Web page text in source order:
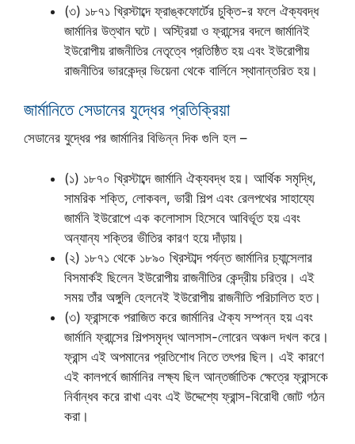
(৩) ১৮৭১ খ্রিস্টাব্দে ফ্রাঙ্কফোর্টের চুক্তি-র ফলে ঐক্যবদ্ধ
জার্মানির উত্থান ঘটে। অস্ট্রিয়া ও ফ্রান্সের বদলে জার্মানিই
ইউরোপীয় রাজনীতির নেতৃত্বে প্রতিষ্ঠিত হয় এবং ইউরোপীয়
রাজনীতির ভারকেন্দ্র ভিয়েনা থেকে বার্লিনে স্থানান্তরিত হয়।
জার্মানিতে সেডানের যুদ্ধের প্রতিক্রিয়া
সেডানের যুদ্ধের পর জার্মানির বিভিন্ন দিক গুলি হল –
(১) ১৮৭০ খ্রিস্টাব্দে জার্মানি ঐক্যবদ্ধ হয়। আর্থিক সমৃদ্ধি,
সামরিক শক্তি, লোকবল, ভারী শিল্প এবং রেলপথের সাহায্যে
জার্মনি ইউরোপে এক কলোসাস হিসেবে আবির্ভূত হয় এবং
অন্যান্য শক্তির ভীতির কারণ হয়ে দাঁড়ায়।
(২) ১৮৭১ থেকে ১৮৯০ খ্রিস্টাব্দ পর্যন্ত জার্মানির চ্যান্সেলার
বিসমার্কই ছিলেন ইউরোপীয় রাজনীতির কেন্দ্রীয় চরিত্র। এই
সময় তাঁর অঙ্গুলি হেলনেই ইউরোপীয় রাজনীতি পরিচালিত হত।
(৩) ফ্রান্সকে পরাজিত করে জার্মানির ঐক্য সম্পন্ন হয় এবং
জার্মানি ফ্রান্সের শিল্পসমৃদ্ধ আলসাস-লোরেন অঞ্চল দখল করে।
ফ্রান্স এই অপমানের প্রতিশোধ নিতে তৎপর ছিল। এই কারণে
এই কালপর্বে জার্মানির লক্ষ্য ছিল আন্তর্জাতিক ক্ষেত্রে ফ্রান্সকে
নির্বান্ধব করে রাখা এবং এই উদ্দেশ্যে ফ্রান্স-বিরোধী জোট গঠন
করা।